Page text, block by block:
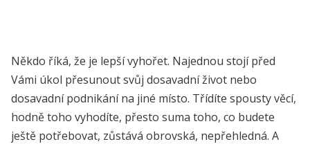
Někdo říká, že je lepší vyhořet. Najednou stojí před
Vámi úkol přesunout svůj dosavadní život nebo
dosavadní podnikání na jiné místo. Třídíte spousty věcí,
hodně toho vyhodíte, přesto suma toho, co budete
ještě potřebovat, zůstává obrovská, nepřehledná. A